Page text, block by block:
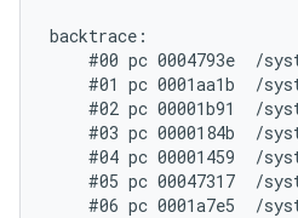
backtrace:
#00 pc 0004793e  /
#01 pc 0001aa1b  /
#02 pc 00001b91  /
#03 pc 0000184b  /
#04 pc 00001459  /
#05 pc 00047317  /
#06 pc 0001a7e5  /